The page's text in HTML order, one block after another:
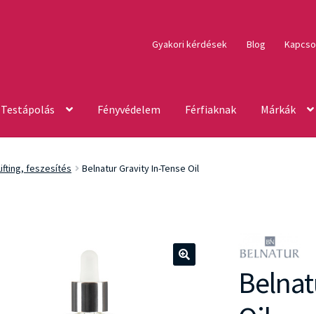
Gyakori kérdések Blog
Testápolás Fényvédelem Férfiaknak Márkák
feszesítés Belnatur Gravity In-Tense Oil